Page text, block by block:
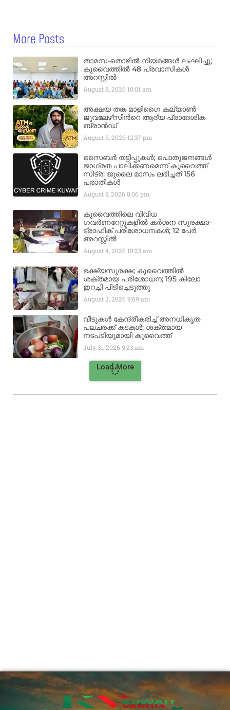
More Posts
താമസ-തൊഴിൽ നിയമങ്ങൾ ലംഘിച്ചു;
കുവൈത്തിൽ 48 പ്രവാസികൾ
അറസ്റ്റിൽ
August 8, 2026 10:01 am
അക്ഷയ തങ്ക മാളിഗൈ കല്യാണ്‍
ജുവലേഴ്‌സിന്‍റെ ആദ്യ പ്രാദേശിക
ബ്രാന്‍ഡ്
August 6, 2026 12:37 pm
സൈബർ തട്ടിപ്പുകൾ; പൊതുജനങ്ങൾ
ജാഗ്രത പാലിക്കണമെന്ന് കുവൈത്ത്
സിട്ര: ജൂലൈ മാസം ലഭിച്ചത് 156
പരാതികൾ
August 5, 20268:06 pm
കുവൈത്തിലെ വിവിധ
ഗവർണറേറ്റുകളിൽ കർശന സുരക്ഷാ-
ട്രാഫിക് പരിശോധനകൾ; 12 പേർ
അറസ്റ്റിൽ
August 4, 2026 10:23 am
ഭക്ഷ്യസുരക്ഷ; കുവൈത്തിൽ
ശക്തമായ പരിശോധന; 195 കിലോ
ഇറച്ചി പിടിച്ചെടുത്തു
August 2, 20269:09 am
വീടുകൾ കേന്ദ്രീകരിച്ച് അനധികൃത
പലചരക്ക് കടകൾ; ശക്തമായ
നടപടിയുമായി കുവൈത്ത്
July 31, 20269:23 am
Load More